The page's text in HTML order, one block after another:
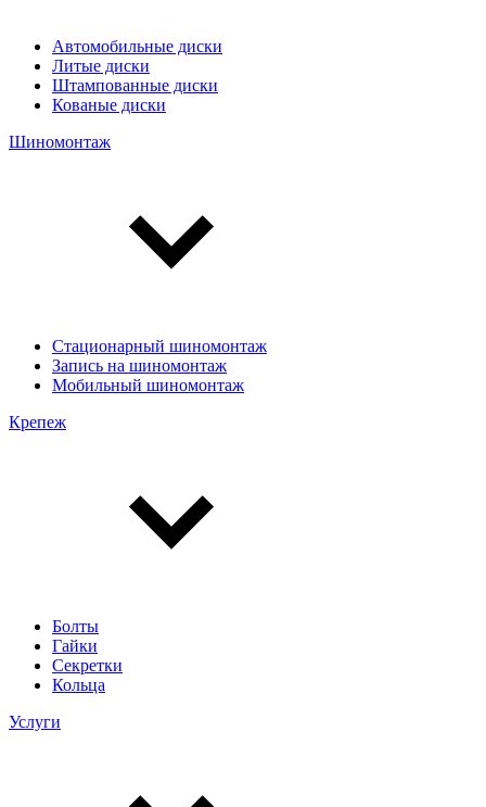
Автомобильные диски
Литые диски
Штампованные диски
Кованые диски
Шиномонтаж
Стационарный шиномонтаж
Запись на шиномонтаж
Мобильный шиномонтаж
Крепеж
Болты
Гайки
Секретки
Кольца
Услуги